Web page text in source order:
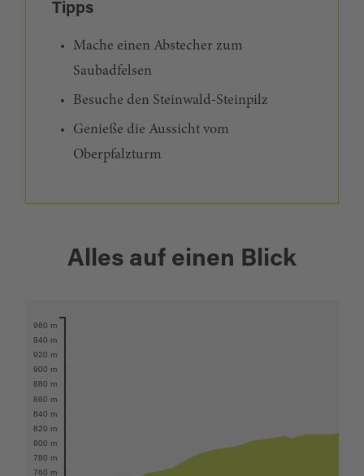
Tipps
Mache einen Abstecher zum
Saubadfelsen
Besuche den Steinwald-Steinpilz
Genieße die Aussicht vom
Oberpfalzturm
Alles auf einen Blick
760 m
780 m
800 m
820 m
840 m
860 m
880 m
900 m
920 m
940 m
960 m